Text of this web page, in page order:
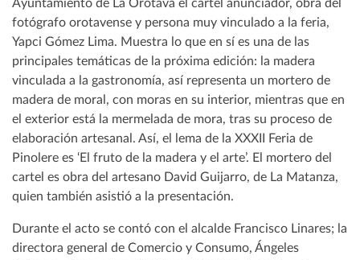
Ayuntamiento de La Orotava el cartel anunciador, obra del
fotógrafo orotavense y persona muy vinculado a la feria,
Yapci Gómez Lima. Muestra lo que en sí es una de las
principales temáticas de la próxima edición: la madera
vinculada a la gastronomía, así representa un mortero de
madera de moral, con moras en su interior, mientras que en
el exterior está la mermelada de mora, tras su proceso de
elaboración artesanal. Así, el lema de la XXXII Feria de
Pinolere es ‘El fruto de la madera y el arte’. El mortero del
cartel es obra del artesano David Guijarro, de La Matanza,
quien también asistió a la presentación.
Durante el acto se contó con el alcalde Francisco Linares; la
directora general de Comercio y Consumo, Ángeles